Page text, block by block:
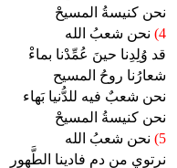
نحن كنيسةُ المسيحْ
4) نحن شعبُ الله
قد وُلِدِنا حينَ عُمِّدْنا بماءْ
شعارُنا روحُ المسيح
نحن شعبٌ فيه للدُّنيا بَهاء
نحن كنيسةُ المسيحْ
5)
نحن شعبُ الله
نرتوي من دمِ فادينا الطَّهور